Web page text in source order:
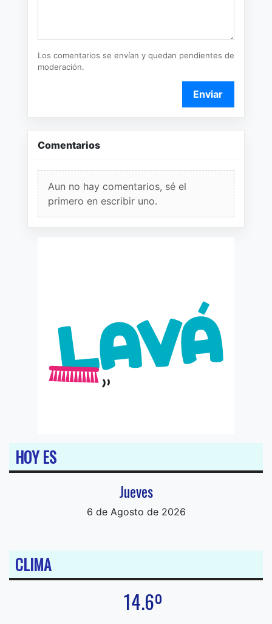
Los comentarios se envían y quedan pendientes de
moderación.
Enviar
Comentarios
Aun no hay comentarios, sé el
primero en escribir uno.
HOY ES
Jueves
6 de Agosto de 2026
CLIMA
14.6º